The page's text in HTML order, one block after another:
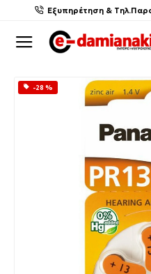
Εξυπηρέτηση &
-28 %